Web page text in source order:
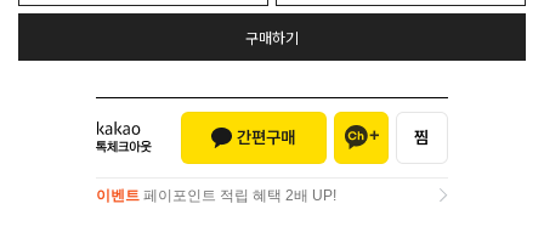
구매하기
이벤트 페이포인트 적립 혜택 2배 UP!